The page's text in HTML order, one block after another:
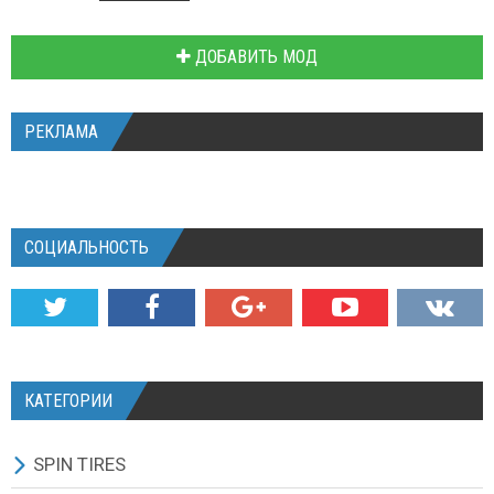
ДОБАВИТЬ МОД
РЕКЛАМА
СОЦИАЛЬНОСТЬ
КАТЕГОРИИ
SPIN TIRES